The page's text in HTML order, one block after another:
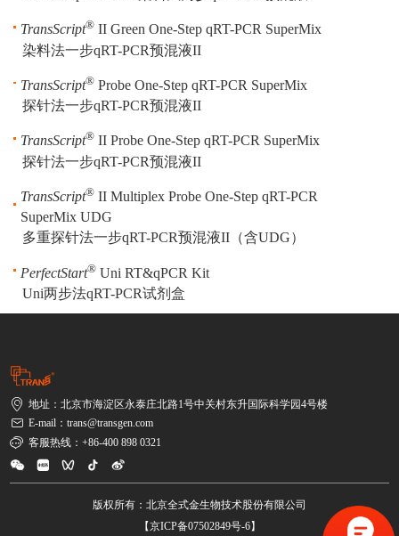
TransScript® II Green One-Step qRT-PCR SuperMix
染料法一步qRT-PCR预混液II
TransScript® Probe One-Step qRT-PCR SuperMix
探针法一步qRT-PCR预混液II
TransScript® II Probe One-Step qRT-PCR SuperMix
探针法一步qRT-PCR预混液II
TransScript® II Multiplex Probe One-Step qRT-PCR
SuperMix UDG
多重探针法一步qRT-PCR预混液II（含UDG）
PerfectStart® Uni RT&qPCR Kit
Uni两步法qRT-PCR试剂盒
地址：北京市海淀区永泰庄北路1号中关村东升国际科学园4号楼
E-mail：trans@transgen.com
客服热线：+86-400 898 0321
版权所有：北京全式金生物技术股份有限公司
【京ICP备07502849号-6】